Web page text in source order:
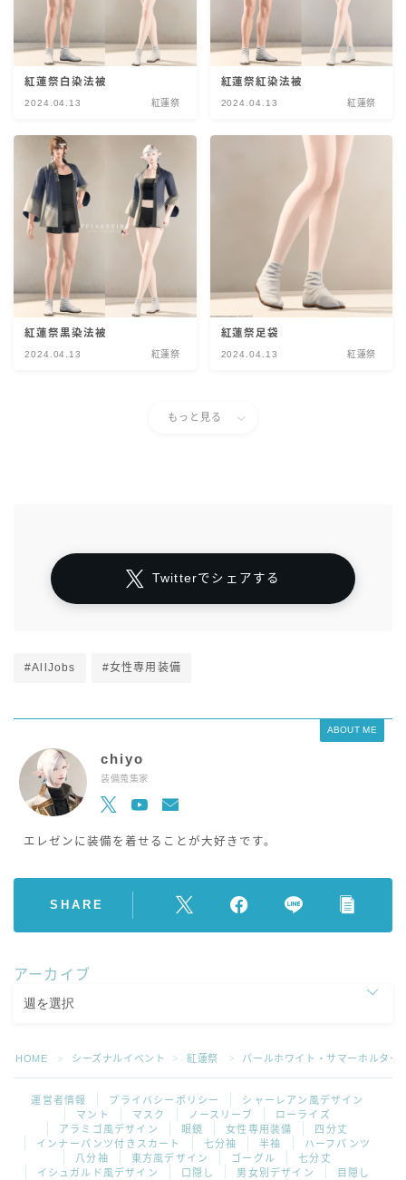
紅蓮祭白染法被
2024.04.13 紅蓮祭
紅蓮祭紅染法被
2024.04.13 紅蓮祭
紅蓮祭黒染法被
2024.04.13 紅蓮祭
紅蓮祭足袋
2024.04.13 紅蓮祭
もっと見る
Twitterでシェアする
#AllJobs #女性専用装備
ABOUT ME
chiyo
装備蒐集家
エレゼンに装備を着せることが大好きです。
SHARE
アーカイブ
HOME ＞ シーズナルイベント ＞ 紅蓮祭 ＞ パールホワイト・サマーホルター
運営者情報 プライバシーポリシー
シャーレアン風デザイン
マント
マスク ノースリーブ
ローライズ
アラミゴ風デザイン
眼鏡 女性専用装備
四分丈
インナーパンツ付きスカート
七分袖 半袖
ハーフパンツ
八分袖
東方風デザイン ゴーグル
七分丈
イシュガルド風デザイン
口隠し 男女別デザイン 目隠し